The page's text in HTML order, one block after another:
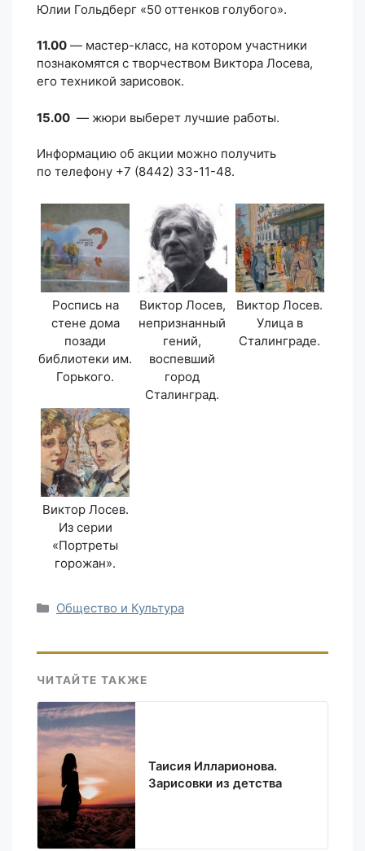
Юлии Гольдберг «50 оттенков голубого».
11.00 — мастер-класс, на котором участники
познакомятся с творчеством Виктора Лосева,
его техникой зарисовок.
15.00 — жюри выберет лучшие работы.
Информацию об акции можно получить
по телефону +7 (8442) 33-11-48.
Роспись на
стене дома
позади
библиотеки им.
Горького.
Виктор Лосев,
непризнанный
гений,
воспевший
город
Сталинград.
Виктор Лосев.
Улица в
Сталинграде.
Виктор Лосев.
Из серии
«Портреты
горожан».
Рубрики
Общество и Культура
ЧИТАЙТЕ ТАКЖЕ
Таисия Илларионова.
Зарисовки из детства